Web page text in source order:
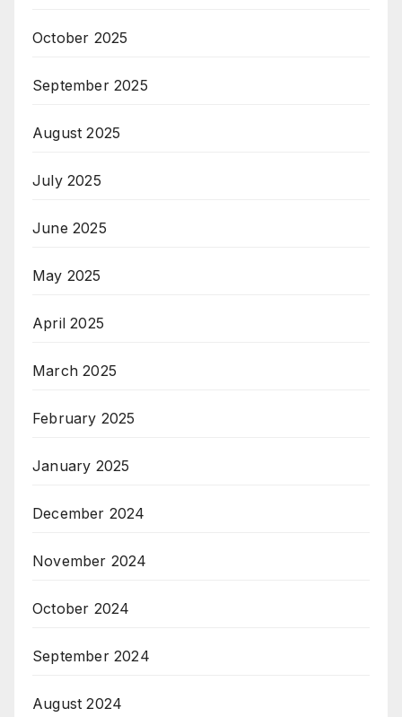
October 2025
September 2025
August 2025
July 2025
June 2025
May 2025
April 2025
March 2025
February 2025
January 2025
December 2024
November 2024
October 2024
September 2024
August 2024